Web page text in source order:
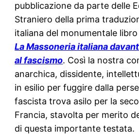
pubblicazione da parte delle
Straniero della prima
italiana del monumentale
La Massoneria italiana
al fascismo. Così la nostra
anarchica, dissidente,
in esilio per fuggire dalla
fascista trova asilo per la
Francia, stavolta per merito
di questa importante testata.